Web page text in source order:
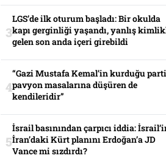
LGS’de ilk oturum başladı: Bir okulda
kapı gerginliği yaşandı, yanlış
gelen son anda içeri girebildi
“Gazi Mustafa Kemal’in kurduğu
pavyon masalarına düşüren de
kendileridir”
İsrail basınından çarpıcı iddia:
İran’daki Kürt planını Erdoğan’a JD
Vance mi sızdırdı?